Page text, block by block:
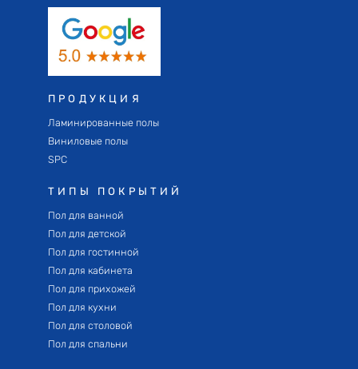
ПРОДУКЦИЯ
Ламинированные полы
Виниловые полы
SPC
ТИПЫ ПОКРЫТИЙ
Пол для ванной
Пол для детской
Пол для гостинной
Пол для кабинета
Пол для прихожей
Пол для кухни
Пол для столовой
Пол для спальни